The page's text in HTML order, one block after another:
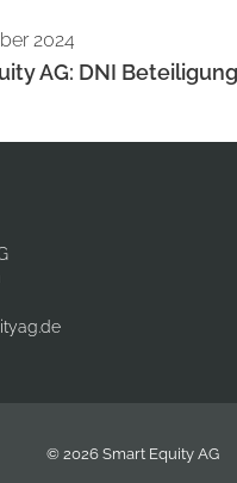
2024
AG: DNI
© 2026 Smart Equity AG